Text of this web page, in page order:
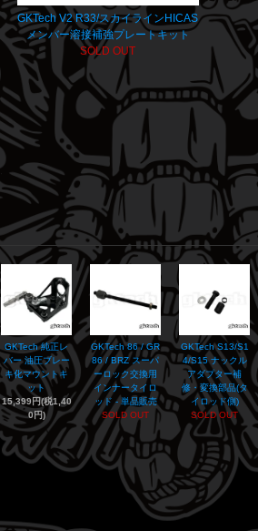
GKTech V2 R33/スカイラインHICAS
メンバー溶接補強プレートキット
SOLD OUT
GKTech 純正レ
バー 油圧ブレー
キ化マウントキ
ット
15,399円(税1,40
0円)
GKTech 86 / GR
86 / BRZ スーパ
ーロック交換用
インナータイロ
ッド - 単品販売
SOLD OUT
GKTech S13/S1
4/S15 ナックル
アダプター補
修・変換部品(タ
イロッド側)
SOLD OUT